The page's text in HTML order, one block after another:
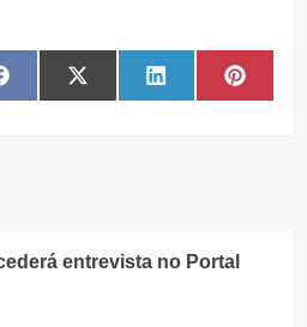
Share
on
FacebookShare
on
X
(Twitter)
Share
on
LinkedIn Share
on
entrevista no Portal